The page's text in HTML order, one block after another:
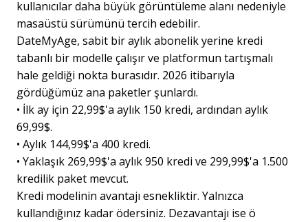
kullanıcılar daha büyük görüntüleme alanı nedeniyle
masaüstü sürümünü tercih edebilir.
DateMyAge, sabit bir aylık abonelik yerine kredi
tabanlı bir modelle çalışır ve platformun tartışmalı
hale geldiği nokta burasıdır. 2026 itibarıyla
gördüğümüz ana paketler şunlardı.
• İlk ay için 22,99$'a aylık 150 kredi, ardından aylık
69,99$.
• Aylık 144,99$'a 400 kredi.
• Yaklaşık 269,99$'a aylık 950 kredi ve 299,99$'a 1.500
kredilik paket mevcut.
Kredi modelinin avantajı esnekliktir. Yalnızca
kullandığınız kadar ödersiniz. Dezavantajı ise ö